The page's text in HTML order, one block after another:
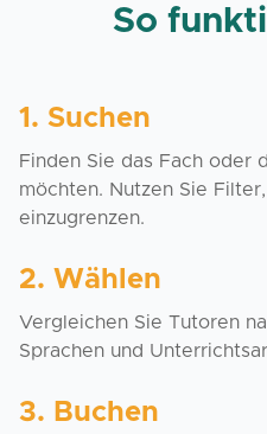
So
1. Suchen
Finden Sie das Fach oder
möchten. Nutzen Sie
einzugrenzen.
2. Wählen
Vergleichen Sie Tutoren
Sprachen und
3. Buchen